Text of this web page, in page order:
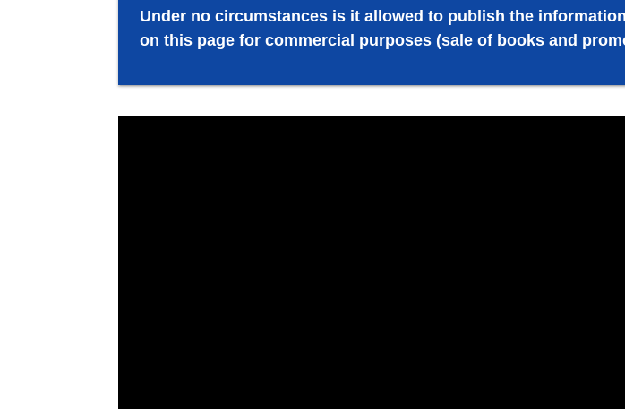
Under no circumstances is it allowed to publish the
on this page for commercial purposes (sale of books and